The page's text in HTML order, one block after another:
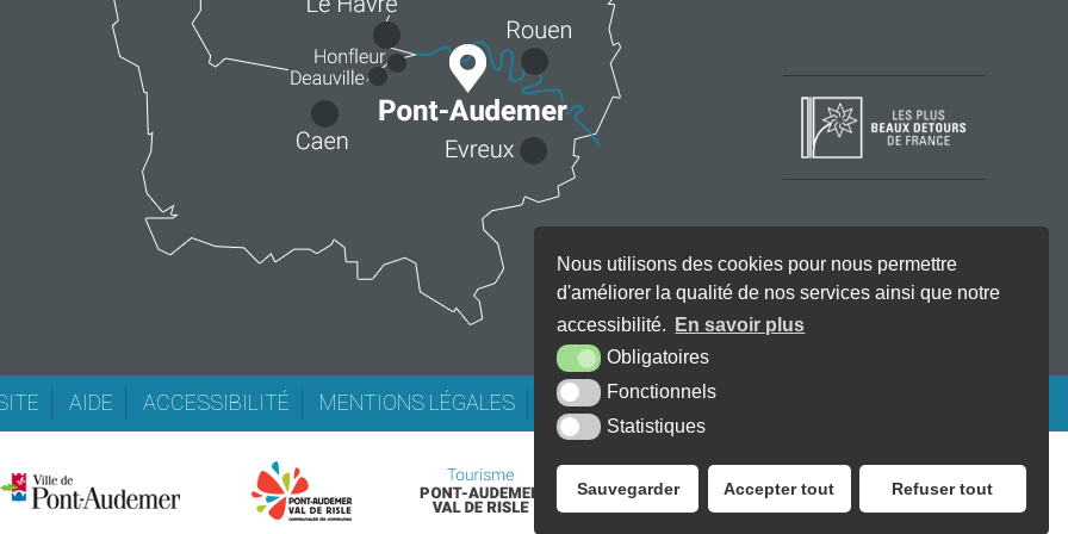
Nous utilisons des cookies pour nous permettre
d'améliorer la qualité de nos services ainsi que notre
accessibilité.
En savoir plus
Obligatoires
Fonctionnels
Statistiques
Sauvegarder Accepter tout Refuser tout
AIDE ACCESSIBILITÉ MENTIONS LÉGALES KREA3